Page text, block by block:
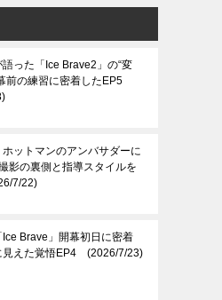
った「Ice Brave2」の“変
前の練習に密着したEP5
ットマンのアンバサダーに
の裏側と指導スタイルを
7/22)
Brave」開幕初日に密着
見えた覚悟EP4 (2026/7/23)